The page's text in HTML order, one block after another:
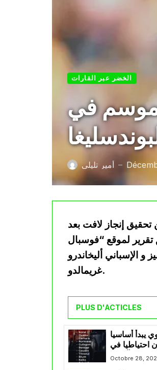
الخضر عبر القارات
في
أمير تليلي —
تحقيق إنجاز لافت بعد
تقرير لموقع “فوسبال
و الإسباني أليخاندرو
غريمالدو.
PLUS D'ACTICLES
يبدأ أساسيا
احتياطيا في
وآر إف
Octobre 28,